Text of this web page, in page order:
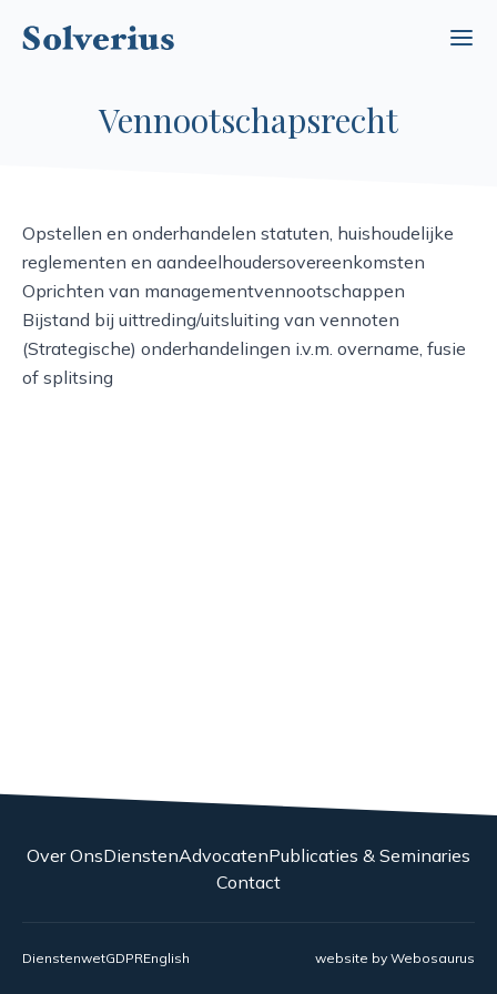
Vennootschapsrecht
Opstellen en onderhandelen statuten, huishoudelijke
reglementen en aandeelhoudersovereenkomsten
Oprichten van managementvennootschappen
Bijstand bij uittreding/uitsluiting van vennoten
(Strategische) onderhandelingen i.v.m. overname, fusie
of splitsing
Over OnsDienstenAdvocatenPublicaties & Seminaries
Contact
DienstenwetGDPREnglish website by Webosaurus